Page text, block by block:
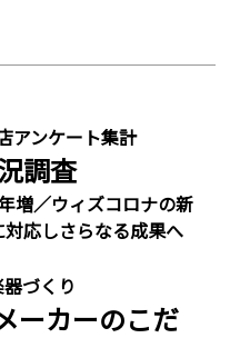
アンケート集計
調査
増／ウィズコロナの新
応しさらなる成果へ
づくり
カーのこだ